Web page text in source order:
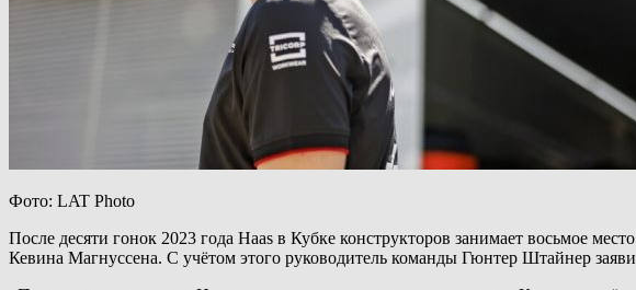
Фото: LAT Photo
После десяти гонок 2023 года Haas в Кубке конструкторов занимает восьмое
Кевина Магнуссена. С учётом этого руководитель команды Гюнтер Штайнер